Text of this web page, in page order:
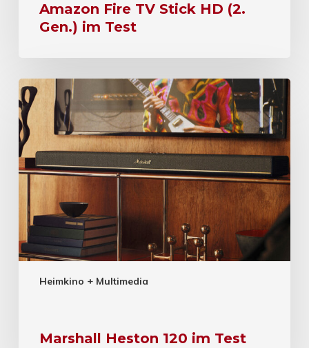
Amazon Fire TV Stick HD (2.
Gen.) im Test
Heimkino + Multimedia
Marshall Heston 120 im Test